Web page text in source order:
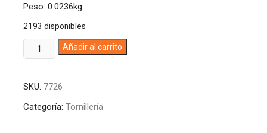
Peso: 0.0236kg
2193 disponibles
CHAZO
EXPANSIVO
5/16X2.1/2
5261E51603
Añadir al carrito
SKU: 7726
Categoría: Tornillería